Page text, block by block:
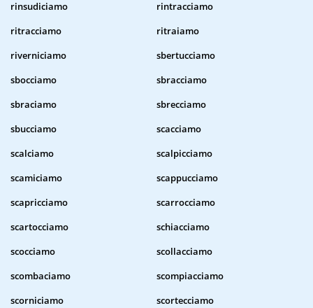
rinsudiciamo
rintracciamo
ritracciamo
ritraiamo
riverniciamo
sbertucciamo
sbocciamo
sbracciamo
sbraciamo
sbrecciamo
sbucciamo
scacciamo
scalciamo
scalpicciamo
scamiciamo
scappucciamo
scapricciamo
scarrocciamo
scartocciamo
schiacciamo
scocciamo
scollacciamo
scombaciamo
scompiacciamo
scorniciamo
scortecciamo